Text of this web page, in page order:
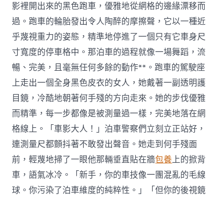
影裡開出來的黑色跑車，優雅地從網格的邊緣漂移而
過。跑車的輪胎發出令人陶醉的摩擦聲，它以一種近
乎蔑視重力的姿態，精準地停進了一個只有它車身尺
寸寬度的停車格中。那泊車的過程就像一場舞蹈，流
暢、完美，且毫無任何多餘的動作**。跑車的駕駛座
上走出一個全身黑色皮衣的女人，她戴著一副透明護
目鏡，冷酷地朝著何手殘的方向走來。她的步伐優雅
而精準，每一步都像是被測量過一樣，完美地落在網
格線上。「車影大人！」泊車警察們立刻立正站好，
連測量尺都顫抖著不敢發出聲音。她走到何手殘面
前，輕蔑地掃了一眼他那輛垂直貼在牆包養上的掀背
車，語氣冰冷。「新手，你的車技像一團混亂的毛線
球。你污染了泊車維度的純粹性。」「但你的後視鏡